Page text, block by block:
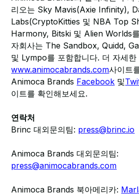
리오는 Sky Mavis(Axie Infinity),
Labs(CryptoKitties 및 NBA Top
Harmony, Bitski 및 Alien Worlds
자회사는 The Sandbox, Quidd,
및 Lympo를 포함합니다. 더 자세한
www.animocabrands.com사이트
Animoca Brands Facebook 및
이트를 확인해보세요.
연락처
Brinc 대외문의팀: press@brinc.io
Animoca Brands 대외문의팀:
press@animocabrands.com
Animoca Brands 북아메리카: